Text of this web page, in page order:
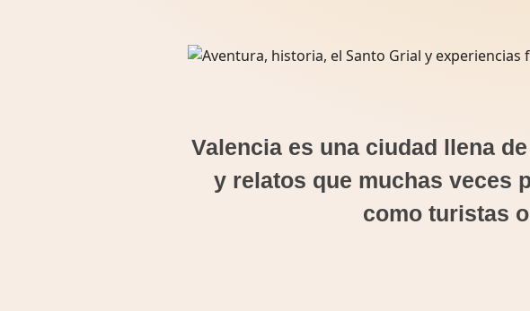
Valencia es una ciudad llena
y relatos que muchas veces
como turistas